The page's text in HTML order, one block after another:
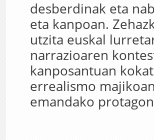
desberdinak eta
eta kanpoan.
utzita euskal
narrazioaren
kanposantuan
errealismo
emandako